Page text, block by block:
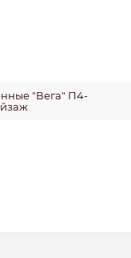
"Вега" П4-